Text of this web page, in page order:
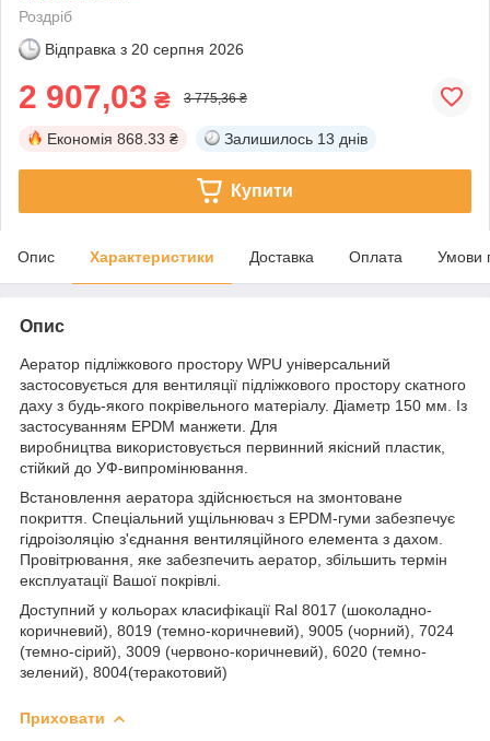
Роздріб
Відправка з 20 серпня 2026
2 907,03 ₴ 3 775,36 ₴
Економія 868.33 ₴ Залишилось 13 днів
Купити
Опис Характеристики Доставка Оплата Умови
Опис
Аератор підліжкового простору WPU універсальний
застосовується для вентиляції підліжкового простору скатного
даху з будь-якого покрівельного матеріалу. Діаметр 150 мм. Із
застосуванням EPDM манжети. Для
виробництва використовується первинний якісний пластик,
стійкий до УФ-випромінювання.
Встановлення аератора здійснюється на змонтоване
покриття. Спеціальний ущільнювач з EPDM-гуми забезпечує
гідроізоляцію з'єднання вентиляційного елемента з дахом.
Провітрювання, яке забезпечить аератор, збільшить термін
експлуатації Вашої покрівлі.
Доступний у кольорах класифікації Ral 8017 (шоколадно-
коричневий), 8019 (темно-коричневий), 9005 (чорний), 7024
(темно-сірий), 3009 (червоно-коричневий), 6020 (темно-
зелений), 8004(теракотовий)
Приховати